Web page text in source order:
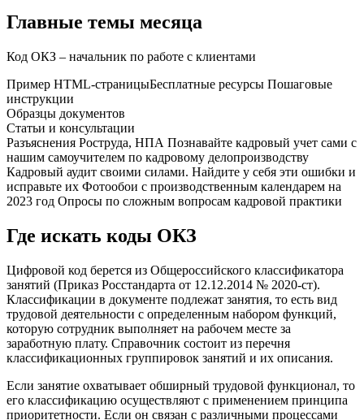
Главные темы месяца
Код ОКЗ – начальник по работе с клиентами
Пример HTML-страницыБесплатные ресурсы Пошаговые
инструкции
Образцы документов
Статьи и консультации
Разъяснения Роструда, НПА Познавайте кадровый учет сами с
нашим самоучителем по кадровому делопроизводству
Кадровый аудит своими силами. Найдите у себя эти ошибки и
исправьте их Фотообои с производственным календарем на
2023 год Опросы по сложным вопросам кадровой практики
Где искать коды ОКЗ
Цифровой код берется из Общероссийского классификатора
занятий (Приказ Росстандарта от 12.12.2014 № 2020-ст).
Классификации в документе подлежат занятия, то есть вид
трудовой деятельности с определенным набором функций,
которую сотрудник выполняет на рабочем месте за
заработную плату. Справочник состоит из перечня
классификационных группировок занятий и их описания.
Если занятие охватывает обширный трудовой функционал, то
его классификацию осуществляют с применением принципа
приоритетности. Если он связан с различными процессами